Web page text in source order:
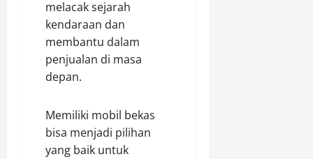
melacak sejarah
kendaraan dan
membantu dalam
penjualan di masa
depan.
Memiliki mobil bekas
bisa menjadi pilihan
yang baik untuk